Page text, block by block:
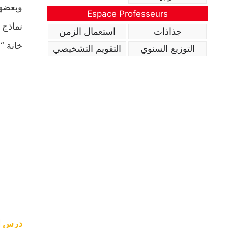
خانة
درس
Espace Professeurs
جذاذات
استعمال الزمن
التوزيع السنوي
التقويم التشخيصي